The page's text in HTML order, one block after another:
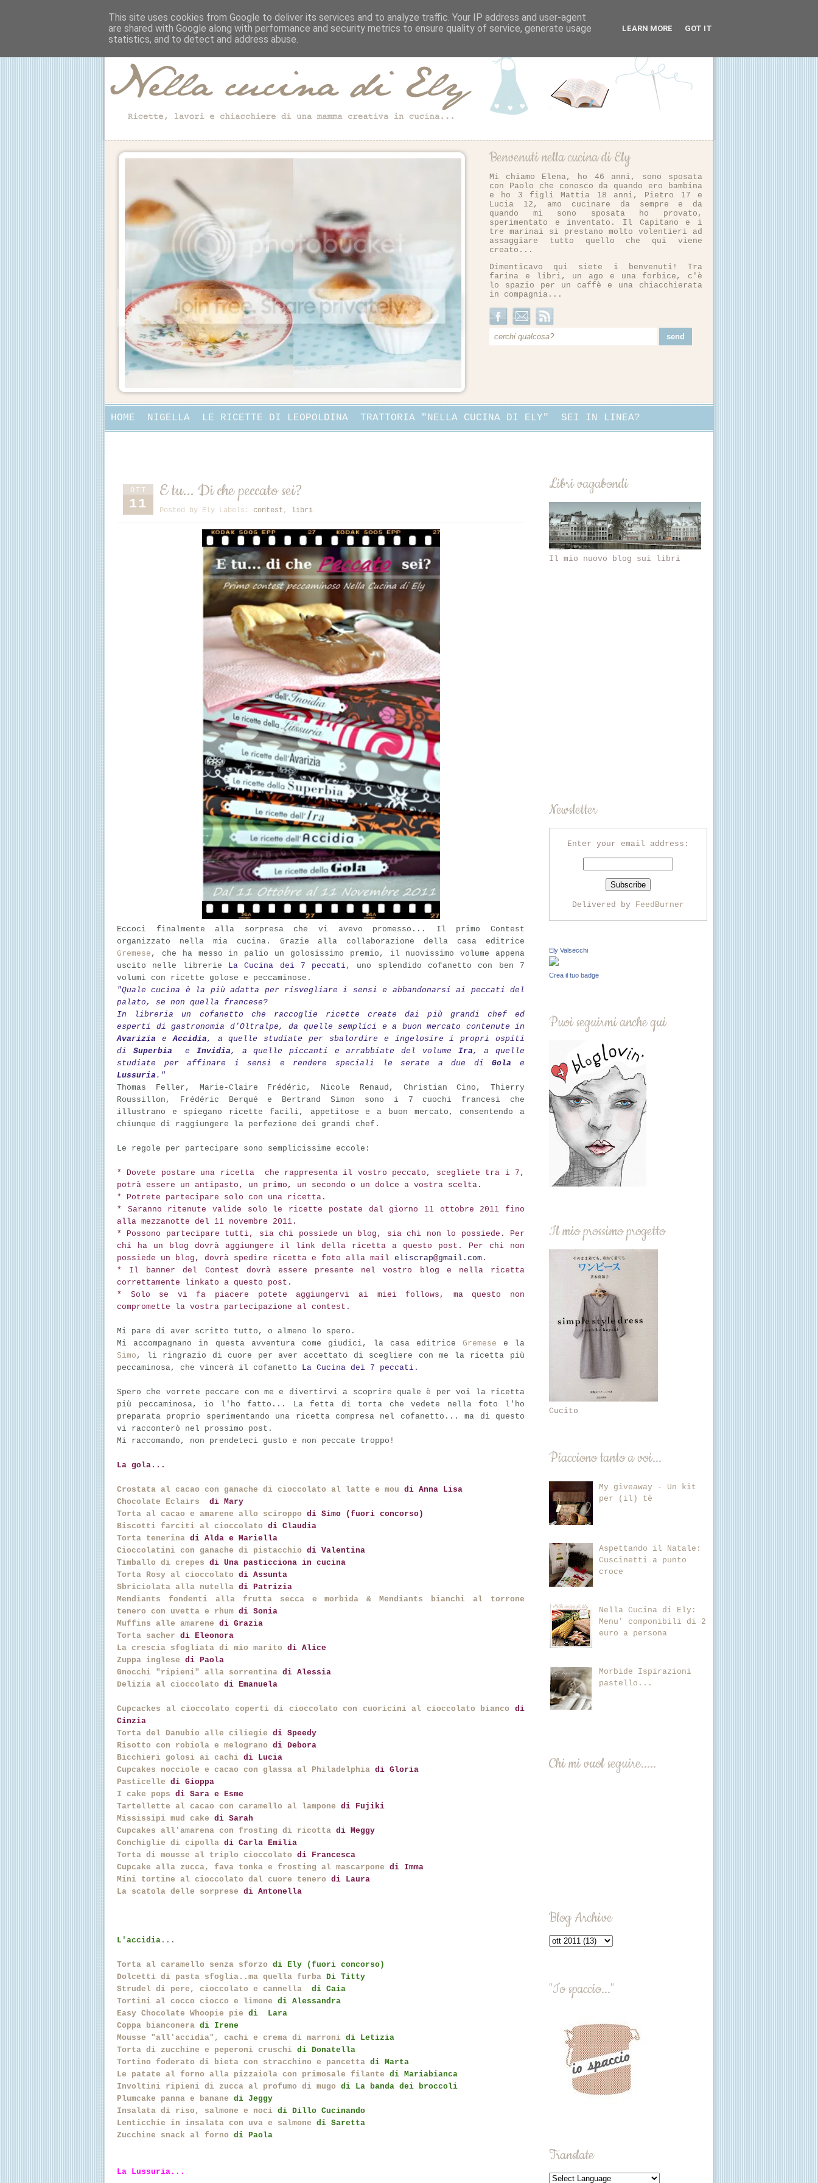
Benvenuti nella cucina di Ely
Mi chiamo Elena, ho 46 anni, sono sposata
con Paolo che conosco da quando ero bambina
e ho 3 figli Mattia 18 anni, Pietro 17 e
Lucia 12, amo cucinare da sempre e da
quando mi sono sposata ho provato,
sperimentato e inventato. Il Capitano e i
tre marinai si prestano molto volentieri ad
assaggiare tutto quello che qui viene
creato...
Dimenticavo qui siete i benvenuti! Tra
farina e libri, un ago e una forbice, c'è
lo spazio per un caffè e una chiacchierata
in compagnia...
HOME NIGELLA LE RICETTE DI LEOPOLDINA TRATTORIA "NELLA CUCINA DI ELY" SEI IN LINEA?
OTT
11
E tu... Di che peccato sei?
Posted by Ely Labels: contest , libri
Eccoci finalmente alla sorpresa che vi avevo promesso... Il primo Contest
organizzato nella mia cucina. Grazie alla collaborazione della casa editrice
Gremese , che ha messo in palio un golosissimo premio, il nuovissimo volume appena
uscito nelle librerie La Cucina dei 7 peccati, uno splendido cofanetto con ben 7
volumi con ricette golose e peccaminose.
"Quale cucina è la più adatta per risvegliare i sensi e abbandonarsi ai peccati del
palato, se non quella francese?
In libreria un cofanetto che raccoglie ricette create dai più grandi chef ed
esperti di gastronomia d’Oltralpe, da quelle semplici e a buon mercato contenute in
Avarizia eAccidia, a quelle studiate per sbalordire e ingelosire i propri ospiti
di Superbia e Invidia, a quelle piccanti e arrabbiate del volume Ira, a quelle
studiate per affinare i sensi e rendere speciali le serate a due diGola e
Lussuria ."
Thomas Feller, Marie-Claire Frédéric, Nicole Renaud, Christian Cino, Thierry
Roussillon, Frédéric Berqué e Bertrand Simon sono i 7 cuochi francesi che
illustrano e spiegano ricette facili, appetitose e a buon mercato, consentendo a
chiunque di raggiungere la perfezione dei grandi chef.
Le regole per partecipare sono semplicissime eccole:
* Dovete postare una ricetta che rappresenta il vostro peccato, scegliete tra i 7,
potrà essere un antipasto, un primo, un secondo o un dolce a vostra scelta.
* Potrete partecipare solo con una ricetta.
* Saranno ritenute valide solo le ricette postate dal giorno 11 ottobre 2011 fino
alla mezzanotte del 11 novembre 2011.
* Possono partecipare tutti, sia chi possiede un blog, sia chi non lo possiede. Per
chi ha un blog dovrà aggiungere il link della ricetta a questo post. Per chi non
possiede un blog, dovrà spedire ricetta e foto alla mail eliscrap@gmail .com .
* Il banner del Contest dovrà essere presente nel vostro blog e nella ricetta
correttamente linkato a questo post.
* Solo se vi fa piacere potete aggiungervi ai miei follows, ma questo non
compromette la vostra partecipazione al contest.
Mi pare di aver scritto tutto, o almeno lo spero.
Mi accompagnano in questa avventura come giudici, la casa editrice Gremese e la
Simo , li ringrazio di cuore per aver accettato di scegliere con me la ricetta più
peccaminosa, che vincerà il cofanetto La Cucina dei 7 peccati.
Spero che vorrete peccare con me e divertirvi a scoprire quale è per voi la ricetta
più peccaminosa, io l'ho fatto... La fetta di torta che vedete nella foto l'ho
preparata proprio sperimentando una ricetta compresa nel cofanetto... ma di questo
vi racconterò nel prossimo post.
Mi raccomando, non prendeteci gusto e non peccate troppo!
La gola...
Crostata al cacao con ganache di cioccolato al latte e mou di Anna Lisa
Chocolate Eclairs di Mary
Torta al cacao e amarene allo sciroppo di Simo (fuori concorso)
Biscotti farciti al cioccolato di Claudia
Torta tenerina di Alda e Mariella
Cioccolatini con ganache di pistacchio di Valentina
Timballo di crepes di Una pasticciona in cucina
Torta Rosy al cioccolato di Assunta
Sbriciolata alla nutella di Patrizia
Mendiants fondenti alla frutta secca e morbida & Mendiants bianchi al torrone
tenero con uvetta e rhum di Sonia
Muffins alle amarene di Grazia
Torta sacher di Eleonora
La crescia sfogliata di mio marito di Alice
Zuppa inglese di Paola
Gnocchi "ripieni" alla sorrentina di Alessia
Delizia al cioccolato di Emanuela
Cupcackes al cioccolato coperti di cioccolato con cuoricini al cioccolato bianco
di
Cinzia
Torta del Danubio alle ciliegie di Speedy
Risotto con robiola e melograno di Debora
Bicchieri golosi ai cachi di Lucia
Cupcakes nocciole e cacao con glassa al Philadelphia di Gloria
Pasticelle di Gioppa
I cake pops di Sara e Esme
Tartellette al cacao con caramello al lampone di Fujiki
Mississipi mud cake di Sarah
Cupcakes all'amarena con frosting di ricotta di Meggy
Conchiglie di cipolla di Carla Emilia
Torta di mousse al triplo cioccolato di Francesca
Cupcake alla zucca, fava tonka e frosting al mascarpone di Imma
Mini tortine al cioccolato dal cuore tenero di Laura
La scatola delle sorprese di Antonella
L'accidia ...
Torta al caramello senza sforzo di Ely (fuori concorso)
Dolcetti di pasta sfoglia..ma quella furba Di Titty
Strudel di pere, cioccolato e cannella
di Caia
Tortini al cocco ciocco e limone di Alessandra
Easy Chocolate Whoopie pie di Lara
Coppa bianconera di Irene
Mousse "all'accidia", cachi e crema di marroni di Letizia
Torta di zucchine e peperoni cruschi di Donatella
Tortino foderato di bieta con stracchino e pancetta di Marta
Le patate al forno alla pizzaiola con primosale filante di Mariabianca
Involtini ripieni di zucca al profumo di mugo di La banda dei broccoli
Plumcake panna e banane di Jeggy
Insalata di riso, salmone e noci di Dillo Cucinando
Lenticchie in insalata con uva e salmone di Saretta
Zucchine snack al forno di Paola
La Lussuria...
Libri vagabondi
Il mio nuovo blog sui libri
Newsletter
Enter your email address:
Delivered by FeedBurner
Ely Valsecchi
Crea il tuo badge
Puoi seguirmi anche qui
Il mio prossimo progetto
Cucito
Piacciono tanto a voi...
My giveaway - Un kit
per (il) tè
Aspettando il Natale:
Cuscinetti a punto
croce
Nella Cucina di Ely:
Menu' componibili di 2
euro a persona
Morbide Ispirazioni
pastello...
Chi mi vuol seguire.....
Blog Archive
"Io spaccio..."
Translate
This site uses cookies from Google to deliver its services and to analyze traffic. Your IP address and user-agent
are shared with Google along with performance and security metrics to ensure quality of service, generate usage
statistics, and to detect and address abuse.
LEARN MORE GOT IT